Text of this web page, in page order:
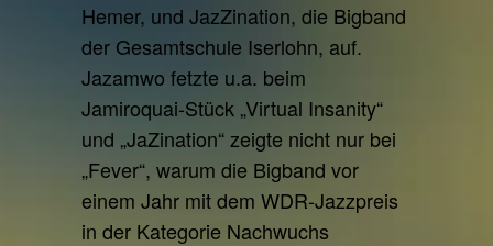
Hemer, und JazZination, die Bigband
der Gesamtschule Iserlohn, auf.
Jazamwo fetzte u.a. beim
Jamiroquai-Stück „Virtual Insanity“
und „JaZination“ zeigte nicht nur bei
„Fever“, warum die Bigband vor
einem Jahr mit dem WDR-Jazzpreis
in der Kategorie Nachwuchs